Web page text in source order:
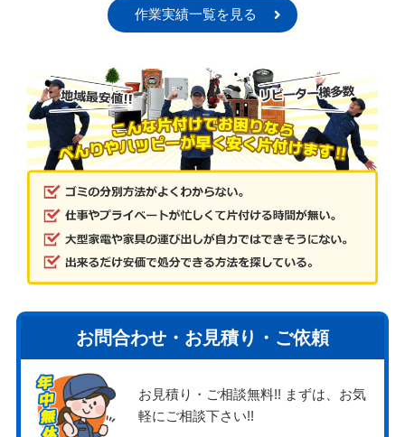
作業実績一覧を見る
お問合わせ・お見積り・ご依頼
お見積り・ご相談無料!! まずは、お気
軽にご相談下さい!!